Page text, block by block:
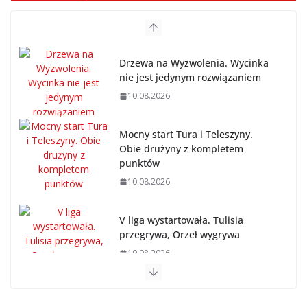
Drzewa na Wyzwolenia. Wycinka
nie jest jedynym rozwiązaniem
10.08.2026
Mocny start Tura i Teleszyny.
Obie drużyny z kompletem
punktów
10.08.2026
V liga wystartowała. Tulisia
przegrywa, Orzeł wygrywa
10.08.2026